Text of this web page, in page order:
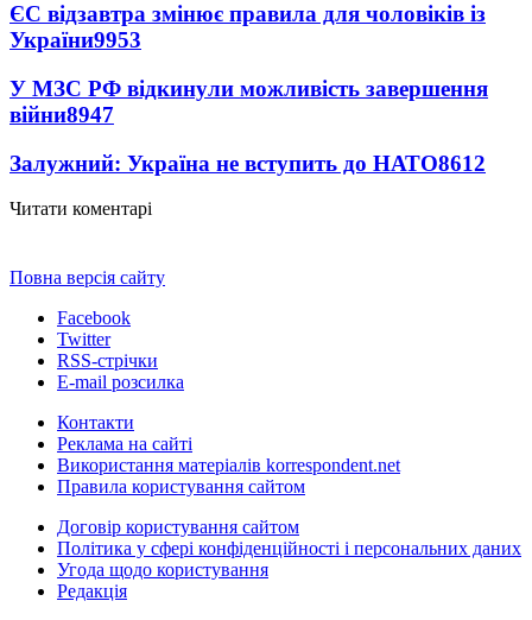
ЄС відзавтра змінює правила для чоловіків із
України9953
У МЗС РФ відкинули можливість завершення
війни8947
Залужний: Україна не вступить до НАТО8612
Читати коментарі
Повна версія сайту
Facebook
Twitter
RSS-стрічки
E-mail розсилка
Контакти
Реклама на сайті
Використання матеріалів korrespondent.net
Правила користування сайтом
Договір користування сайтом
Політика у сфері конфіденційності і персональних даних
Угода щодо користування
Редакція